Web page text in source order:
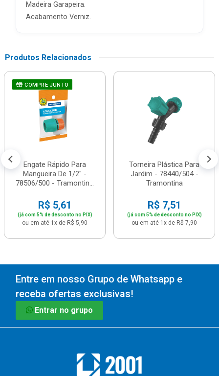
Madeira Garapeira.
Acabamento Verniz.
Produtos Relacionados
COMPRE JUNTO
Engate Rápido Para
Mangueira De 1/2" -
78506/500 - Tramontin...
R$ 5,61
(já com 5% de desconto no PIX)
ou em até 1x de R$ 5,90
Torneira Plástica Para
Jardim - 78440/504 -
Tramontina
R$ 7,51
(já com 5% de desconto no PIX)
ou em até 1x de R$ 7,90
Entre em nosso Grupo de Whatsapp e
receba ofertas exclusivas!
Entrar no grupo